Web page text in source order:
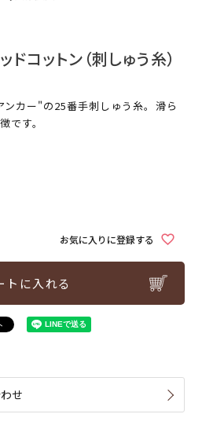
コットン（刺しゅう糸）
カー"の25番手刺しゅう糸。滑ら
です。
お気に入りに登録する
トに入れる
せ